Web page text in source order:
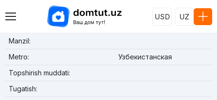
USD UZ
Manzil:
Metro:
Узбекистанская
Topshirish muddati:
Tugatish: